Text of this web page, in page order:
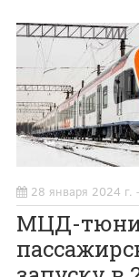
28 января 2024
МЦД-